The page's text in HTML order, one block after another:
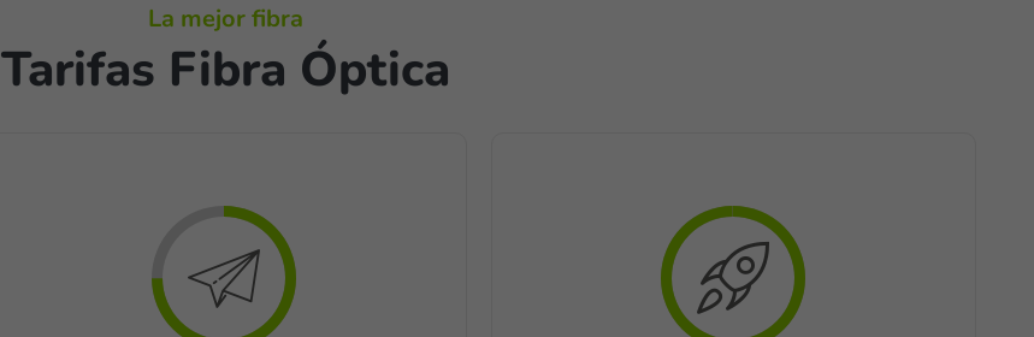
La mejor fibra
Tarifas Fibra Óptica